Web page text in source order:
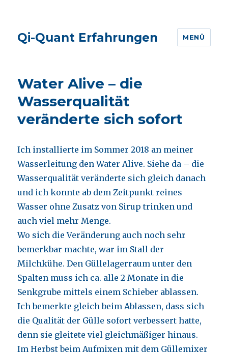
Qi-Quant Erfahrungen MENÜ
Water Alive – die
Wasserqualität
veränderte sich sofort
Ich installierte im Sommer 2018 an meiner
Wasserleitung den Water Alive. Siehe da – die
Wasserqualität veränderte sich gleich danach
und ich konnte ab dem Zeitpunkt reines
Wasser ohne Zusatz von Sirup trinken und
auch viel mehr Menge.
Wo sich die Veränderung auch noch sehr
bemerkbar machte, war im Stall der
Milchkühe. Den Güllelagerraum unter den
Spalten muss ich ca. alle 2 Monate in die
Senkgrube mittels einem Schieber ablassen.
Ich bemerkte gleich beim Ablassen, dass sich
die Qualität der Gülle sofort verbessert hatte,
denn sie gleitete viel gleichmäßiger hinaus.
Im Herbst beim Aufmixen mit dem Güllemixer